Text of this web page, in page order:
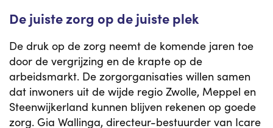
De juiste zorg op de juiste plek
De druk op de zorg neemt de komende jaren toe
door de vergrijzing en de krapte op de
arbeidsmarkt. De zorgorganisaties willen samen
dat inwoners uit de wijde regio Zwolle, Meppel en
Steenwijkerland kunnen blijven rekenen op goede
zorg. Gia Wallinga, directeur-bestuurder van Icare